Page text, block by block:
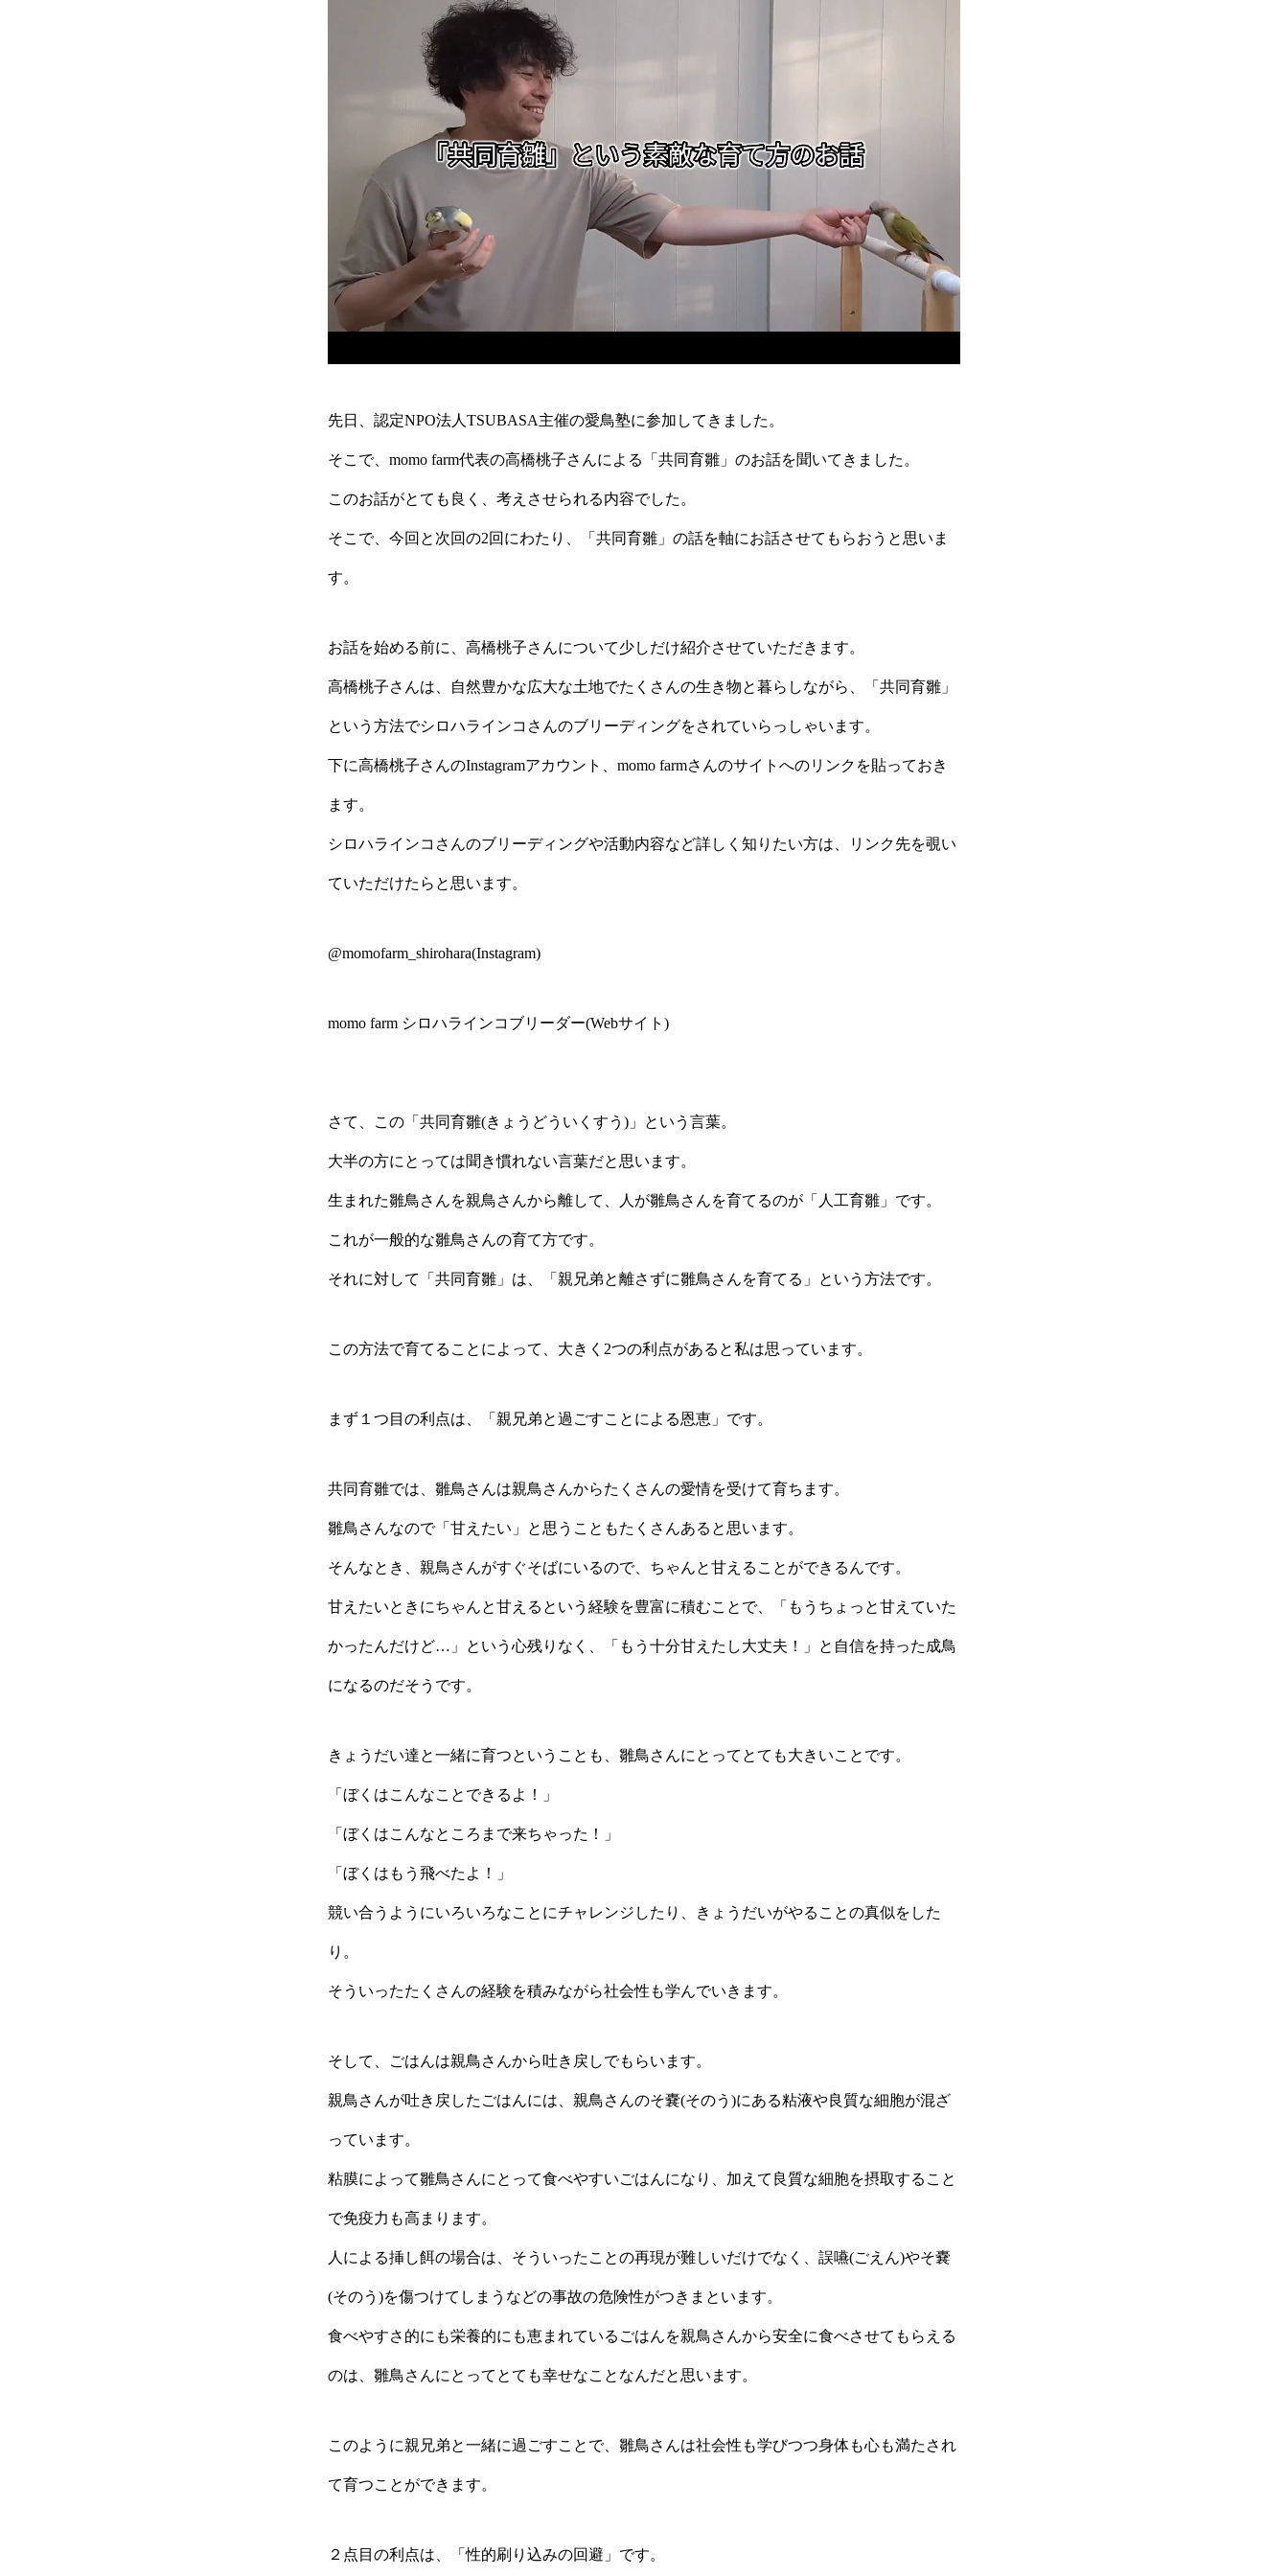
先日、認定NPO法人TSUBASA主催の愛鳥塾に参加してきました。
そこで、momo farm代表の高橋桃子さんによる「共同育雛」のお話を聞いてきました。
このお話がとても良く、考えさせられる内容でした。
そこで、今回と次回の2回にわたり、「共同育雛」の話を軸にお話させてもらおうと思いま
す。
お話を始める前に、高橋桃子さんについて少しだけ紹介させていただきます。
高橋桃子さんは、自然豊かな広大な土地でたくさんの生き物と暮らしながら、「共同育雛」
という方法でシロハラインコさんのブリーディングをされていらっしゃいます。
下に高橋桃子さんのInstagramアカウント、momo farmさんのサイトへのリンクを貼っておき
ます。
シロハラインコさんのブリーディングや活動内容など詳しく知りたい方は、リンク先を覗い
ていただけたらと思います。
@momofarm_shirohara(Instagram)
momo farm シロハラインコブリーダー(Webサイト)
さて、この「共同育雛(きょうどういくすう)」という言葉。
大半の方にとっては聞き慣れない言葉だと思います。
生まれた雛鳥さんを親鳥さんから離して、人が雛鳥さんを育てるのが「人工育雛」です。
これが一般的な雛鳥さんの育て方です。
それに対して「共同育雛」は、「親兄弟と離さずに雛鳥さんを育てる」という方法です。
この方法で育てることによって、大きく2つの利点があると私は思っています。
まず１つ目の利点は、「親兄弟と過ごすことによる恩恵」です。
共同育雛では、雛鳥さんは親鳥さんからたくさんの愛情を受けて育ちます。
雛鳥さんなので「甘えたい」と思うこともたくさんあると思います。
そんなとき、親鳥さんがすぐそばにいるので、ちゃんと甘えることができるんです。
甘えたいときにちゃんと甘えるという経験を豊富に積むことで、「もうちょっと甘えていた
かったんだけど…」という心残りなく、「もう十分甘えたし大丈夫！」と自信を持った成鳥
になるのだそうです。
きょうだい達と一緒に育つということも、雛鳥さんにとってとても大きいことです。
「ぼくはこんなことできるよ！」
「ぼくはこんなところまで来ちゃった！」
「ぼくはもう飛べたよ！」
競い合うようにいろいろなことにチャレンジしたり、きょうだいがやることの真似をした
り。
そういったたくさんの経験を積みながら社会性も学んでいきます。
そして、ごはんは親鳥さんから吐き戻しでもらいます。
親鳥さんが吐き戻したごはんには、親鳥さんのそ嚢(そのう)にある粘液や良質な細胞が混ざ
っています。
粘膜によって雛鳥さんにとって食べやすいごはんになり、加えて良質な細胞を摂取すること
で免疫力も高まります。
人による挿し餌の場合は、そういったことの再現が難しいだけでなく、誤嚥(ごえん)やそ嚢
(そのう)を傷つけてしまうなどの事故の危険性がつきまといます。
食べやすさ的にも栄養的にも恵まれているごはんを親鳥さんから安全に食べさせてもらえる
のは、雛鳥さんにとってとても幸せなことなんだと思います。
このように親兄弟と一緒に過ごすことで、雛鳥さんは社会性も学びつつ身体も心も満たされ
て育つことができます。
２点目の利点は、「性的刷り込みの回避」です。